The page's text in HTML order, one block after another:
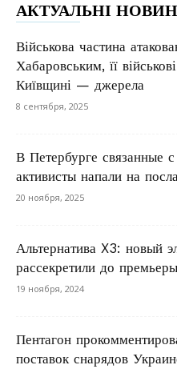
АКТУАЛЬНІ
Військова частина
Хабаровським, її
Київщині — джерела
8 сентября, 2025
В Петербурге связанные
активисты напали на
20 ноября, 2025
Альтернатива X3: новый
рассекретили до
19 ноября, 2024
Пентагон
поставок снарядов